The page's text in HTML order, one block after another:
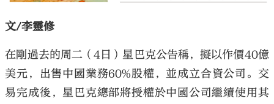
文/李靈修
在剛過去的周二（4日）星巴克公告稱，擬以作價40億
美元，出售中國業務60%股權，並成立合資公司。交
易完成後，星巴克總部將授權於中國公司繼續使用其